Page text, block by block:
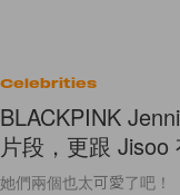
Celebrities
BLACKPINK
片段，更跟 Jisoo
她們兩個也太可愛了吧！